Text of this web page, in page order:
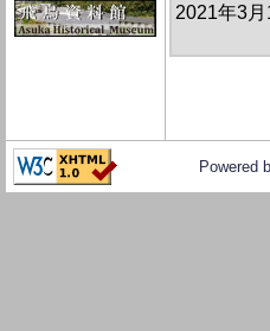
2021年3月
Powered